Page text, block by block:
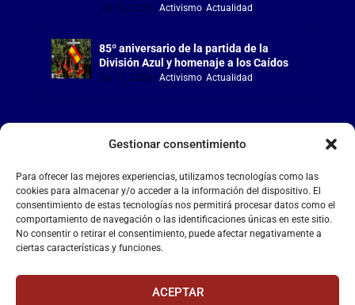
Gestionar consentimiento
Para ofrecer las mejores experiencias, utilizamos tecnologías como las
cookies para almacenar y/o acceder a la información del dispositivo. El
consentimiento de estas tecnologías nos permitirá procesar datos como el
comportamiento de navegación o las identificaciones únicas en este sitio.
No consentir o retirar el consentimiento, puede afectar negativamente a
ciertas características y funciones.
ACEPTAR
Jul 18, 2026 | Activismo, Actualidad
85º aniversario de la partida de la
División Azul y homenaje a los Caídos
Jul 15, 2026 | Activismo, Actualidad
LA FALANGE
Reproductor
de
vídeo